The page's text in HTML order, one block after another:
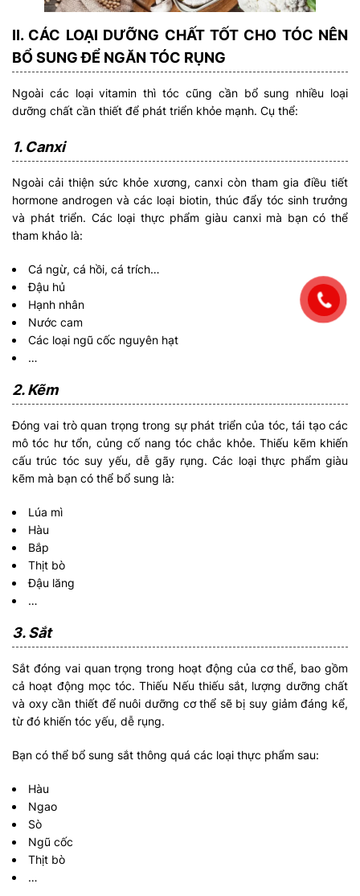
II. CÁC LOẠI DƯỠNG CHẤT TỐT CHO TÓC NÊN
BỔ SUNG ĐỂ NGĂN TÓC RỤNG
Ngoài các loại vitamin thì tóc cũng cần bổ sung nhiều loại
dưỡng chất cần thiết để phát triển khỏe mạnh. Cụ thể:
1. Canxi
Ngoài cải thiện sức khỏe xương, canxi còn tham gia điều tiết
hormone androgen và các loại biotin, thúc đẩy tóc sinh trưởng
và phát triển. Các loại thực phẩm giàu canxi mà bạn có thể
tham khảo là:
Cá ngừ, cá hồi, cá trích…
Đậu hủ
Hạnh nhân
Nước cam
Các loại ngũ cốc nguyên hạt
…
2. Kẽm
Đóng vai trò quan trọng trong sự phát triển của tóc, tái tạo các
mô tóc hư tổn, củng cố nang tóc chắc khỏe. Thiếu kẽm khiến
cấu trúc tóc suy yếu, dễ gãy rụng. Các loại thực phẩm giàu
kẽm mà bạn có thể bổ sung là:
Lúa mì
Hàu
Bắp
Thịt bò
Đậu lăng
…
3. Sắt
Sắt đóng vai quan trọng trong hoạt động của cơ thể, bao gồm
cả hoạt động mọc tóc. Thiếu Nếu thiếu sắt, lượng dưỡng chất
và oxy cần thiết để nuôi dưỡng cơ thể sẽ bị suy giảm đáng kể,
từ đó khiến tóc yếu, dễ rụng.
Bạn có thể bổ sung sắt thông quá các loại thực phẩm sau:
Hàu
Ngao
Sò
Ngũ cốc
Thịt bò
…